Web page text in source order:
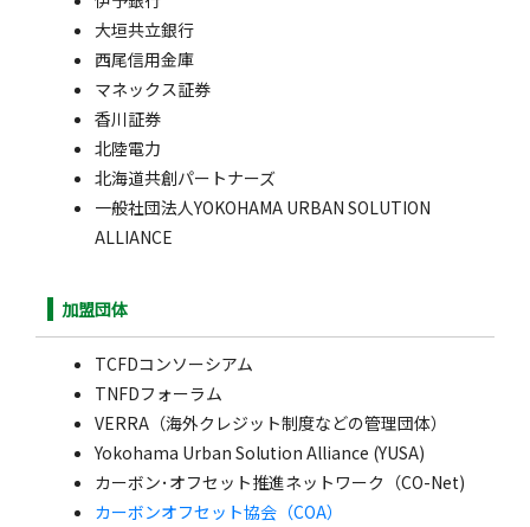
大垣共立銀行
西尾信用金庫
マネックス証券
香川証券
北陸電力
北海道共創パートナーズ
一般社団法人YOKOHAMA URBAN SOLUTION
ALLIANCE
加盟団体
TCFDコンソーシアム
TNFDフォーラム
VERRA（海外クレジット制度などの管理団体）
Yokohama Urban Solution Alliance (YUSA)
カーボン･オフセット推進ネットワーク（CO-Net)
カーボンオフセット協会（COA）